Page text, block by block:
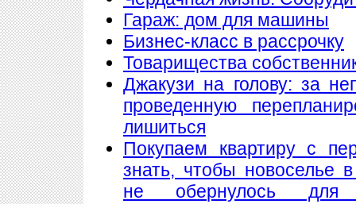
Гараж: дом для машины
Бизнес-класс в рассрочку
Товарищества
Джакузи на голову: за
проведенную
лишиться
Покупаем квартиру с
знать, чтобы новоселье
не обернулось